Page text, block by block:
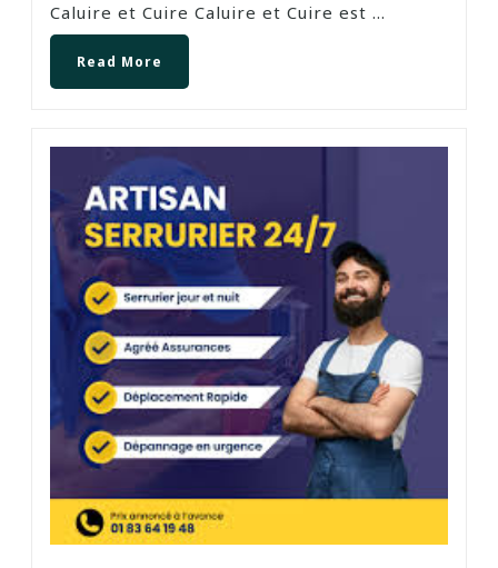
Caluire et Cuire Caluire et Cuire est ...
Read More